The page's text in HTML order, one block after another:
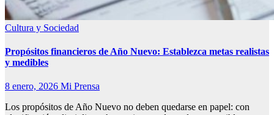
Cultura y Sociedad
Propósitos financieros de Año Nuevo: Establezca metas realistas
y medibles
8 enero, 2026 Mi Prensa
Los propósitos de Año Nuevo no deben quedarse en papel: con